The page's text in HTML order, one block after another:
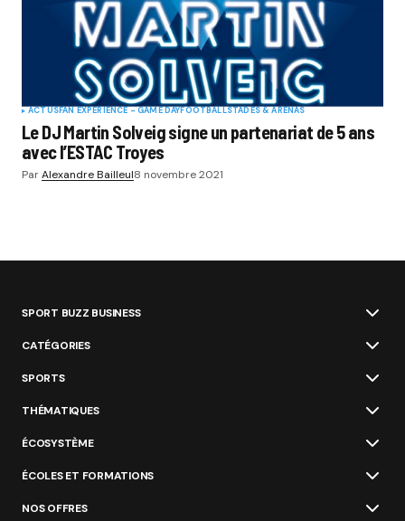
ACTUSFAN EXPERIENCE - GAME DAYFOOTBALLSTADES & ARENAS
Le DJ Martin Solveig signe un partenariat de 5 ans
avec l’ESTAC Troyes
ParAlexandre Bailleul8 novembre 2021
SPORT BUZZ BUSINESS
CATÉGORIES
SPORTS
THÉMATIQUES
ÉCOSYSTÈME
ÉCOLES ET FORMATIONS
NOS OFFRES